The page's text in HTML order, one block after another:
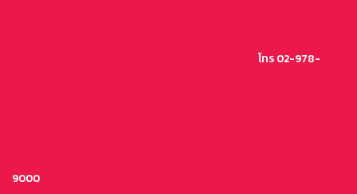
โทร 02-978-
9000